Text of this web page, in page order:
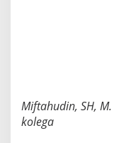
Miftahudin, SH,
kolega